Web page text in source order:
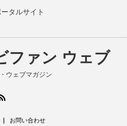
タルサイト
ファン ウェブ
ウェブマガジン
お問い合わせ